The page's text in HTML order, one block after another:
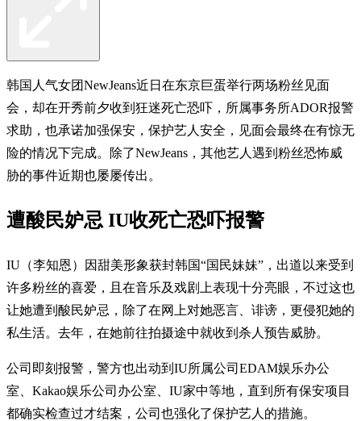
韩国人气女团NewJeans近日在东京巨蛋举行两场粉丝见面
会，却在开秀前夕收到狂迷死亡恐吓，所属事务所ADOR报警
求助，也承诺加强保安，保护艺人安全，见面会最终在有惊无
险的情况下完成。除了NewJeans，其他艺人遇到粉丝恐怖威
胁的事件近期也屡屡传出。
遭酸民妒忌 IU收死亡恐吓报警
IU（李知恩）因甜美形象获封韩国“国民妹妹”，出道以来受到
许多粉丝的喜爱，且在音乐及戏剧上表现十分亮眼，不过这也
让她遭到酸民妒忌，除了在网上对她恶言、诽谤，更侵犯她的
私生活。去年，在她前往拍摄途中就收到杀人预告威胁。
公司即刻报警，警方也出动到IU所属公司EDAM娱乐办公
室、Kakao娱乐公司办公室、IU家中等地，直到所有保安项目
都确实检查过才结案，公司也强化了保护艺人的措施。